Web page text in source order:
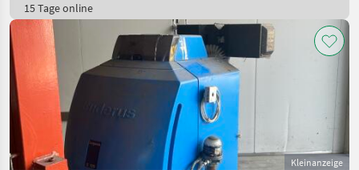
15 Tage online
Kleinanzeige